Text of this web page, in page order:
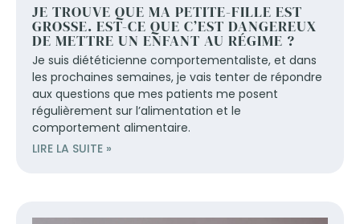
JE TROUVE QUE MA PETITE-FILLE EST
GROSSE. EST-CE QUE C’EST DANGEREUX
DE METTRE UN ENFANT AU RÉGIME ?
Je suis diététicienne comportementaliste, et dans
les prochaines semaines, je vais tenter de répondre
aux questions que mes patients me posent
régulièrement sur l’alimentation et le
comportement alimentaire.
LIRE LA SUITE »